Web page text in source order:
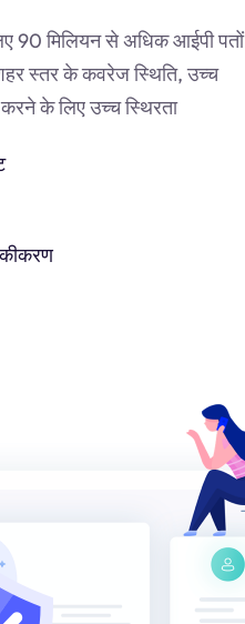
90 मिलियन से अधिक आईपी पतों
स्तर के कवरेज स्थिति, उच्च
के लिए उच्च स्थिरता